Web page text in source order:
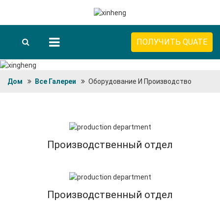
ПОЛУЧИТЬ QUATE
Дом Все Галереи Оборудование И Производство
Производственный отдел
Производственный отдел